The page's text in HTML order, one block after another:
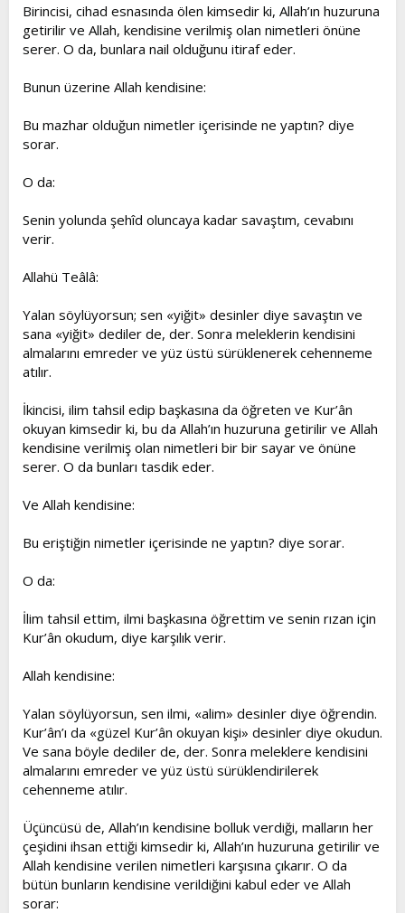
Birincisi, cihad esnasında ölen kimsedir ki, Allah’ın huzuruna
getirilir ve Allah, kendisine verilmiş olan nimetleri önüne
serer. O da, bunlara nail olduğunu itiraf eder.
Bunun üzerine Allah kendisine:
Bu mazhar olduğun nimetler içerisinde ne yaptın? diye
sorar.
O da:
Senin yolunda şehîd oluncaya kadar savaştım, cevabını
verir.
Allahü Teâlâ:
Yalan söylüyorsun; sen «yiğit» desinler diye savaştın ve
sana «yiğit» dediler de, der. Sonra meleklerin kendisini
almalarını emreder ve yüz üstü sürüklenerek cehenneme
atılır.
İkincisi, ilim tahsil edip başkasına da öğreten ve Kur’ân
okuyan kimsedir ki, bu da Allah’ın huzuruna getirilir ve Allah
kendisine verilmiş olan nimetleri bir bir sayar ve önüne
serer. O da bunları tasdik eder.
Ve Allah kendisine:
Bu eriştiğin nimetler içerisinde ne yaptın? diye sorar.
O da:
İlim tahsil ettim, ilmi başkasına öğrettim ve senin rızan için
Kur’ân okudum, diye karşılık verir.
Allah kendisine:
Yalan söylüyorsun, sen ilmi, «alim» desinler diye öğrendin.
Kur’ân’ı da «güzel Kur’ân okuyan kişi» desinler diye okudun.
Ve sana böyle dediler de, der. Sonra meleklere kendisini
almalarını emreder ve yüz üstü sürüklendirilerek
cehenneme atılır.
Üçüncüsü de, Allah’ın kendisine bolluk verdiği, malların her
çeşidini ihsan ettiği kimsedir ki, Allah’ın huzuruna getirilir ve
Allah kendisine verilen nimetleri karşısına çıkarır. O da
bütün bunların kendisine verildiğini kabul eder ve Allah
sorar: